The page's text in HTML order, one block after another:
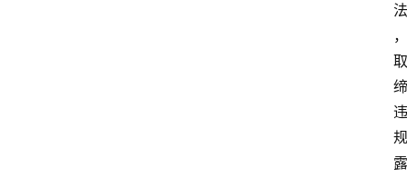
法
，
取
缔
违
规
露